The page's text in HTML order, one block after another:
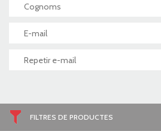
FILTRES DE PRODUCTES